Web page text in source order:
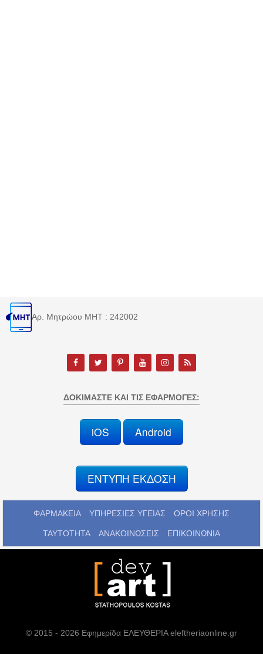
Αρ. Μητρώου MHT : 242002
ΔΟΚΙΜΆΣΤΕ ΚΑΙ ΤΙΣ ΕΦΑΡΜΟΓΈΣ:
iOS Android
ΕΝΤΥΠΗ ΕΚΔΟΣΗ
ΦΑΡΜΑΚΕΙΑ ΥΠΗΡΕΣΙΕΣ ΥΓΕΙΑΣ ΟΡΟΙ ΧΡΗΣΗΣ
ΤΑΥΤΟΤΗΤΑ ΑΝΑΚΟΙΝΩΣΕΙΣ ΕΠΙΚΟΙΝΩΝΙΑ
© 2015 - 2026 Εφημερίδα ΕΛΕΥΘΕΡΙΑ eleftheriaonline.gr